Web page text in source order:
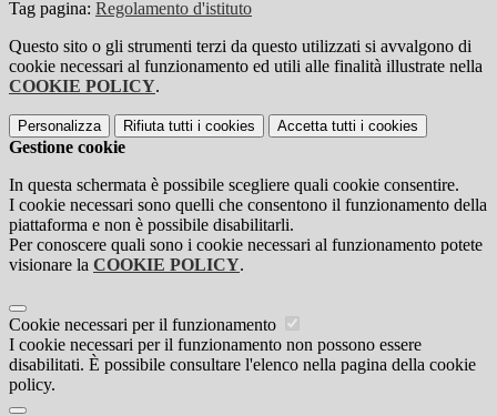
Tag pagina: Regolamento d'istituto
Questo sito o gli strumenti terzi da questo utilizzati si avvalgono di
cookie necessari al funzionamento ed utili alle finalità illustrate nella
COOKIE POLICY.
Personalizza Rifiuta tutti i cookies Accetta tutti i cookies
Gestione cookie
In questa schermata è possibile scegliere quali cookie consentire.
I cookie necessari sono quelli che consentono il funzionamento della
piattaforma e non è possibile disabilitarli.
Per conoscere quali sono i cookie necessari al funzionamento potete
visionare la COOKIE POLICY.
Cookie necessari per il funzionamento
I cookie necessari per il funzionamento non possono essere
disabilitati. È possibile consultare l'elenco nella pagina della cookie
policy.